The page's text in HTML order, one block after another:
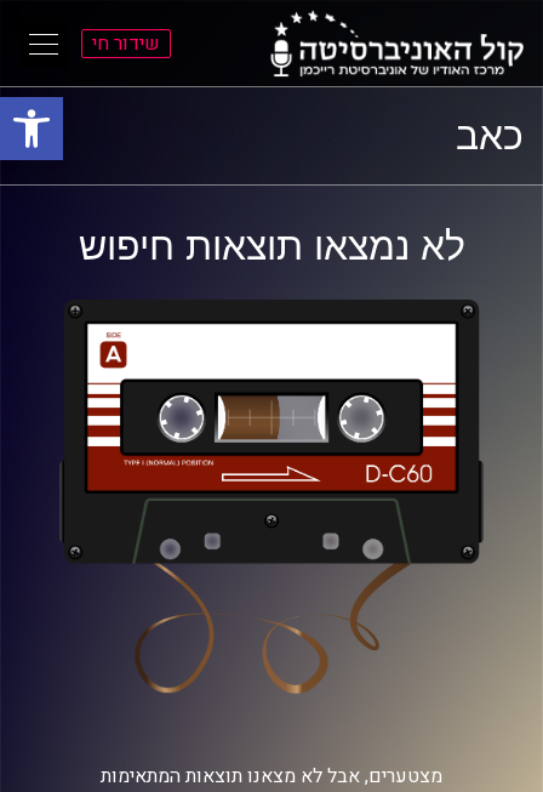
פתח
התפריט
הראשי
התוכן
הראשי
שידור חי
כאב
לא נמצאו תוצאות חיפוש
מצטערים, אבל לא מצאנו תוצאות המתאימות